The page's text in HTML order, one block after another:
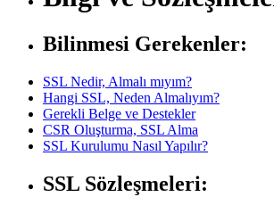
Bilinmesi Gerekenler:
SSL Nedir, Almalı mıyım?
Hangi SSL, Neden Almalıyım?
Gerekli Belge ve Destekler
CSR Oluşturma, SSL Alma
SSL Kurulumu Nasıl Yapılır?
SSL Sözleşmeleri: